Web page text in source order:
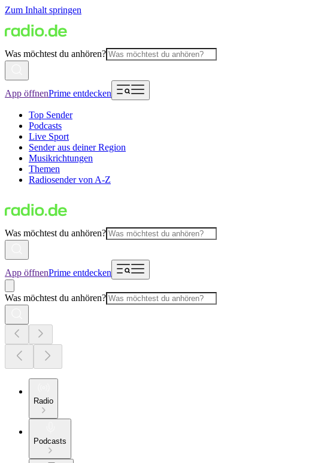
Zum Inhalt springen
Was möchtest du anhören?
App öffnenPrime entdecken
Top Sender
Podcasts
Live Sport
Sender aus deiner Region
Musikrichtungen
Themen
Radiosender von A-Z
Was möchtest du anhören?
App öffnenPrime entdecken
Was möchtest du anhören?
Radio
Podcasts